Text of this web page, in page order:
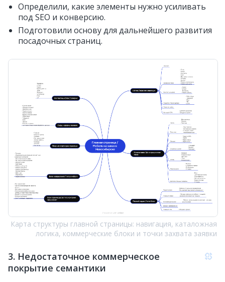
Определили, какие элементы нужно усиливать
под SEO и конверсию.
Подготовили основу для дальнейшего развития
посадочных страниц.
Карта структуры главной страницы: навигация, каталожная
логика, коммерческие блоки и точки захвата заявки
3. Недостаточное коммерческое
покрытие семантики